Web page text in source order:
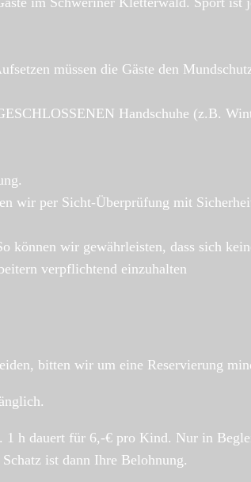
müssen die Gäste den
Handschuhe (z.B.
wir per Sicht-Überprüfung mit
können wir gewährleisten, dass sich
verpflichtend einzuhalten
bitten wir um eine Reservierung
h dauert für 6,-€ pro Kind. Nur in
ist dann Ihre Belohnung.